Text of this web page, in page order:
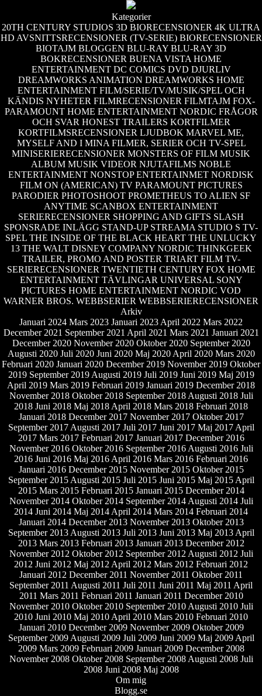
Kategorier
20TH CENTURY STUDIOS 3D BIORECENSIONER 4K ULTRA
HD AVSNITTSRECENSIONER (TV-SERIE) BIORECENSIONER
BIOTAJM BLOGGEN BLU-RAY BLU-RAY 3D
BOKRECENSIONER BUENA VISTA HOME
ENTERTAINMENT DC COMICS DVD DJURLIV
DREAMWORKS ANIMATION DREAMWORKS HOME
ENTERTAINMENT FILM/SERIE/TV/MUSIK/SPEL OCH
KÄNDIS NYHETER FILMRECENSIONER FILMTAJM FOX-
PARAMOUNT HOME ENTERTAINMENT NORDIC FRÅGOR
OCH SVAR HONEST TRAILERS KORTFILMER
KORTFILMSRECENSIONER LJUDBOK MARVEL ME,
MYSELF AND I MINA FILMER, SERIER OCH TV-SPEL
MINISERIERECENSIONER MONSTERS OF FILM MUSIK
ALBUM MUSIK VIDEOR NJUTAFILMS NOBLE
ENTERTAINMENT NONSTOP ENTERTAINMET NORDISK
FILM ON (AMERICAN) TV PARAMOUNT PICTURES
PARODIER PHOTOSHOOT PROMETHEUS TO ALIEN SF
ANYTIME SCANBOX ENTERTAINMENT
SERIERECENSIONER SHOPPING AND GIFTS SLASH
SPONSRADE INLÄGG STAND-UP STREAMA STUDIO S TV-
SPEL THE INSIDE OF THE BLACK HEART THE UNLUCKY
13 THE WALT DISNEY COMPANY NORDIC THINKGEEK
TRAILER, PROMO AND POSTER TRIART FILM TV-
SERIERECENSIONER TWENTIETH CENTURY FOX HOME
ENTERTAINMENT TÄVLINGAR UNIVERSAL SONY
PICTURES HOME ENTERTAINMENT NORDIC VOD
WARNER BROS. WEBBSERIER WEBBSERIERECENSIONER
Arkiv
Januari 2024 Mars 2023 Januari 2023 April 2022 Mars 2022
December 2021 September 2021 April 2021 Mars 2021 Januari 2021
December 2020 November 2020 Oktober 2020 September 2020
Augusti 2020 Juli 2020 Juni 2020 Maj 2020 April 2020 Mars 2020
Februari 2020 Januari 2020 December 2019 November 2019 Oktober
2019 September 2019 Augusti 2019 Juli 2019 Juni 2019 Maj 2019
April 2019 Mars 2019 Februari 2019 Januari 2019 December 2018
November 2018 Oktober 2018 September 2018 Augusti 2018 Juli
2018 Juni 2018 Maj 2018 April 2018 Mars 2018 Februari 2018
Januari 2018 December 2017 November 2017 Oktober 2017
September 2017 Augusti 2017 Juli 2017 Juni 2017 Maj 2017 April
2017 Mars 2017 Februari 2017 Januari 2017 December 2016
November 2016 Oktober 2016 September 2016 Augusti 2016 Juli
2016 Juni 2016 Maj 2016 April 2016 Mars 2016 Februari 2016
Januari 2016 December 2015 November 2015 Oktober 2015
September 2015 Augusti 2015 Juli 2015 Juni 2015 Maj 2015 April
2015 Mars 2015 Februari 2015 Januari 2015 December 2014
November 2014 Oktober 2014 September 2014 Augusti 2014 Juli
2014 Juni 2014 Maj 2014 April 2014 Mars 2014 Februari 2014
Januari 2014 December 2013 November 2013 Oktober 2013
September 2013 Augusti 2013 Juli 2013 Juni 2013 Maj 2013 April
2013 Mars 2013 Februari 2013 Januari 2013 December 2012
November 2012 Oktober 2012 September 2012 Augusti 2012 Juli
2012 Juni 2012 Maj 2012 April 2012 Mars 2012 Februari 2012
Januari 2012 December 2011 November 2011 Oktober 2011
September 2011 Augusti 2011 Juli 2011 Juni 2011 Maj 2011 April
2011 Mars 2011 Februari 2011 Januari 2011 December 2010
November 2010 Oktober 2010 September 2010 Augusti 2010 Juli
2010 Juni 2010 Maj 2010 April 2010 Mars 2010 Februari 2010
Januari 2010 December 2009 November 2009 Oktober 2009
September 2009 Augusti 2009 Juli 2009 Juni 2009 Maj 2009 April
2009 Mars 2009 Februari 2009 Januari 2009 December 2008
November 2008 Oktober 2008 September 2008 Augusti 2008 Juli
2008 Juni 2008 Maj 2008
Om mig
Blogg.se